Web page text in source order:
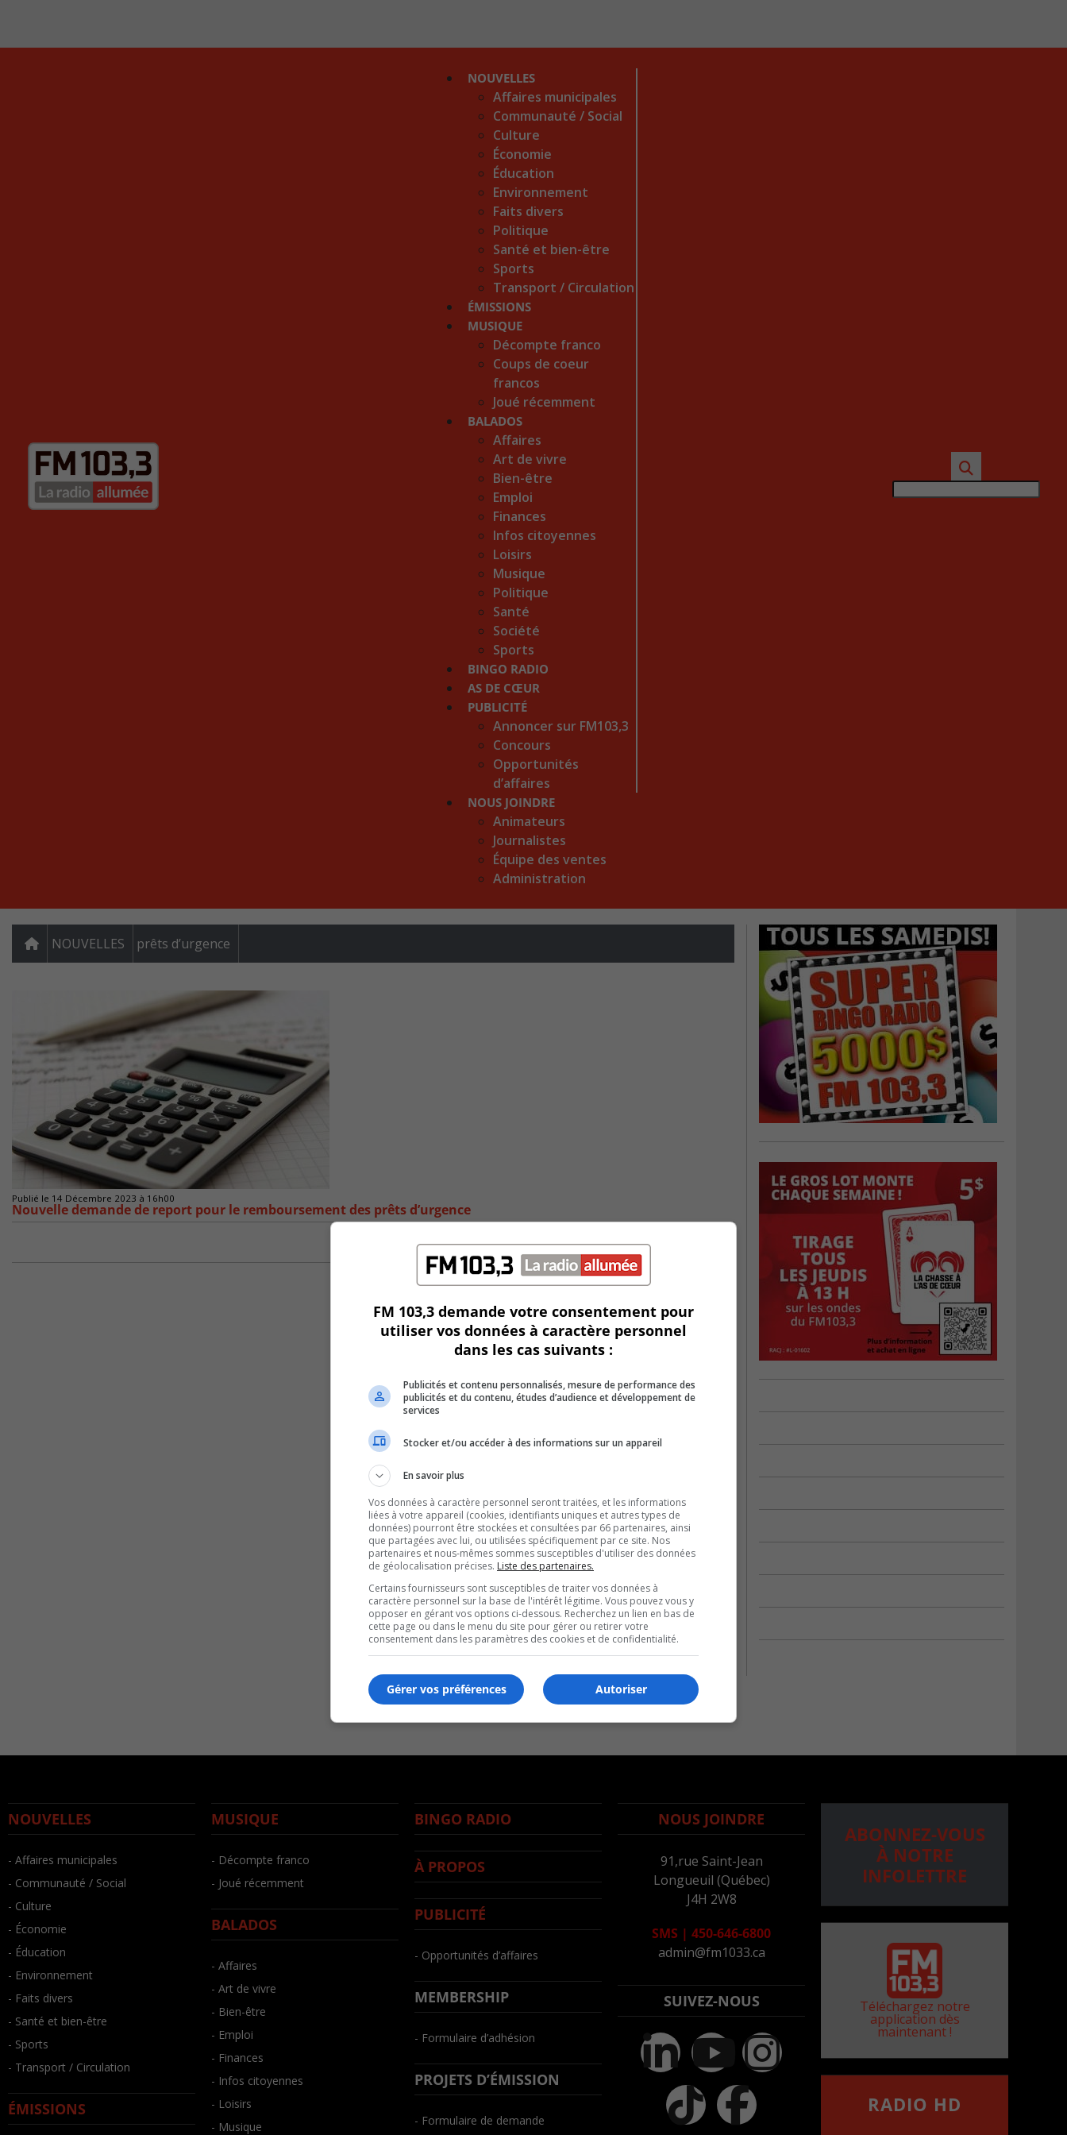
NOUVELLES
Affaires municipales
Communauté / Social
Culture
Économie
Éducation
Environnement
Faits divers
Politique
Santé et bien-être
Sports
Transport / Circulation
ÉMISSIONS
MUSIQUE
Décompte franco
Coups de coeur
francos
Joué récemment
BALADOS
Affaires
Art de vivre
Bien-être
Emploi
Finances
Infos citoyennes
Loisirs
Musique
Politique
Santé
Société
Sports
BINGO RADIO
AS DE CŒUR
PUBLICITÉ
Annoncer sur FM103,3
Concours
Opportunités
d’affaires
NOUS JOINDRE
Animateurs
Journalistes
Équipe des ventes
Administration
NOUVELLES prêts d’urgence
Publié le 14 Décembre 2023 à 16h00
Nouvelle demande de report pour le remboursement des prêts d’urgence
NOUVELLES
- Affaires municipales
- Communauté / Social
- Culture
- Économie
- Éducation
- Environnement
- Faits divers
- Santé et bien-être
- Sports
- Transport / Circulation
ÉMISSIONS
MUSIQUE
- Décompte franco
- Joué récemment
BALADOS
- Affaires
- Art de vivre
- Bien-être
- Emploi
- Finances
- Infos citoyennes
- Loisirs
- Musique
BINGO RADIO
À PROPOS
PUBLICITÉ
- Opportunités d’affaires
MEMBERSHIP
- Formulaire d’adhésion
PROJETS D’ÉMISSION
- Formulaire de demande
NOUS JOINDRE
91,rue Saint-Jean
Longueuil (Québec)
J4H 2W8
SMS | 450-646-6800
admin@fm1033.ca
SUIVEZ-NOUS
ABONNEZ-VOUS
À NOTRE
INFOLETTRE
Téléchargez notre
application dès
maintenant !
RADIO HD
FM 103,3 demande votre consentement pour
utiliser vos données à caractère personnel
dans les cas suivants :
Publicités et contenu personnalisés, mesure de performance des
publicités et du contenu, études d’audience et développement de
services
Stocker et/ou accéder à des informations sur un appareil
En savoir plus
Vos données à caractère personnel seront traitées, et les informations
liées à votre appareil (cookies, identifiants uniques et autres types de
données) pourront être stockées et consultées par 66 partenaires, ainsi
que partagées avec lui, ou utilisées spécifiquement par ce site. Nos
partenaires et nous-mêmes sommes susceptibles d'utiliser des données
de géolocalisation précises. Liste des partenaires.
Certains fournisseurs sont susceptibles de traiter vos données à
caractère personnel sur la base de l'intérêt légitime. Vous pouvez vous y
opposer en gérant vos options ci-dessous. Recherchez un lien en bas de
cette page ou dans le menu du site pour gérer ou retirer votre
consentement dans les paramètres des cookies et de confidentialité.
Autoriser
Gérer vos préférences